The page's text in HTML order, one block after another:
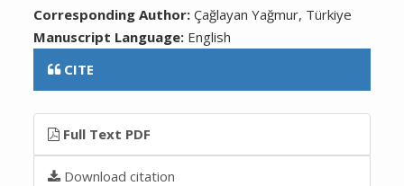
Corresponding Author:Çağlayan Yağmur, Türkiye
Manuscript Language: English
CITE
Full Text PDF
Download citation